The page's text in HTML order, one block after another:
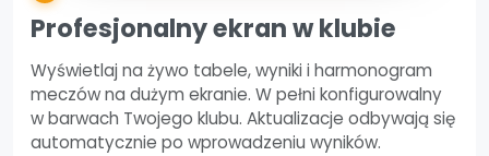
Profesjonalny ekran w klubie
Wyświetlaj na żywo tabele, wyniki i harmonogram
meczów na dużym ekranie. W pełni konfigurowalny
w barwach Twojego klubu. Aktualizacje odbywają się
automatycznie po wprowadzeniu wyników.